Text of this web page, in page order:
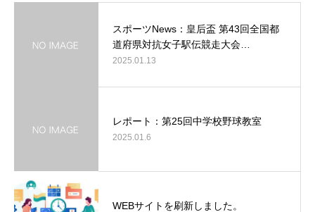
スポーツNews：皇后盃 第43回全国都
道府県対抗女子駅伝競走大会…
2025.01.13
レポート：第25回中学校野球教室
2025.01.6
WEBサイトを刷新しました。